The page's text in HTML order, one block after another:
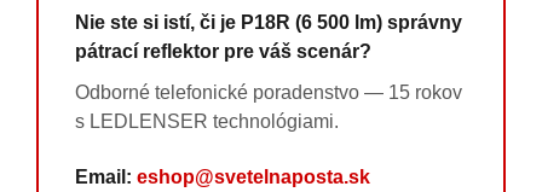
Nie ste si istí, či je P18R (6 500 lm) správny
pátrací reflektor pre váš scenár?
Odborné telefonické poradenstvo — 15 rokov
s LEDLENSER technológiami.
Email: eshop@svetelnaposta.sk